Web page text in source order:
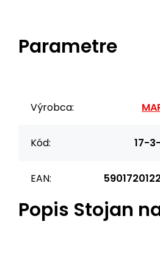
Parametre
Výrobca:
Kód: 17-
EAN:
Popis Stojan